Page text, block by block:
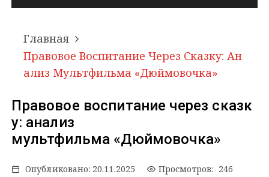
Главная
Правовое Воспитание Через Сказку: Ан
Ализ Мультфильма «Дюймовочка»
Правовое воспитание через сказк
у: анализ
мультфильма «Дюймовочка»
Опубликовано: 20.11.2025 Просмотров: 246